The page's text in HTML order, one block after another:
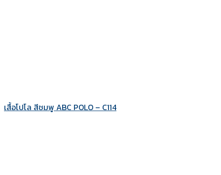
เสื้อโปโล สีชมพู ABC POLO – C114